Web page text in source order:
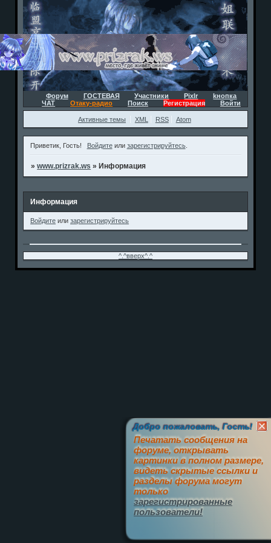
Форум ГОСТЕВАЯ Участники Pixlr
kнопка
ЧАТ
Отаку-радио Поиск Регистрация Войти
Активные темы XML RSS Atom
Приветик, Гость! Войдитеили зарегистрируйтесь.
»www.prizrak.ws » Информация
Информация
Войдите илизарегистрируйтесь
^.^вверх^.^
Добро пожаловать, Гость!
Печатать сообщения на
форуме, открывать
картинки в полном размере,
видеть скрытые ссылки и
разделы форума могут
только
зарегистрированные
пользователи!